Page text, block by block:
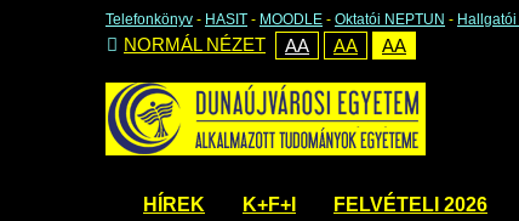
Telefonkönyv - HASIT - MOODLE - Oktatói NEPTUN - Hallgatói
NORMÁL NÉZET AA AA AA
HÍREK K+F+I FELVÉTELI 2026